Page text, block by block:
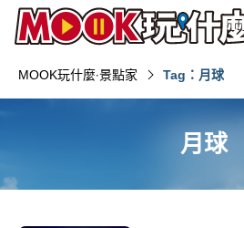
MOOK玩什麼‧景點家 Tag：月球
月球